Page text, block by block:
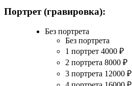
Портрет (гравировка):
Без портрета
Без портрета
1 портрет 4000 ₽
2 портрета 8000 ₽
3 портрета 12000 ₽